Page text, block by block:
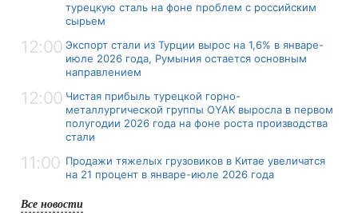
турецкую сталь на фоне проблем с российским
сырьем
12:00 Экспорт стали из Турции вырос на 1,6% в январе-
июле 2026 года, Румыния остается основным
направлением
12:00 Чистая прибыль турецкой горно-
металлургической группы OYAK выросла в первом
полугодии 2026 года на фоне роста производства
стали
11:00 Продажи тяжелых грузовиков в Китае увеличатся
на 21 процент в январе-июле 2026 года
Все новости